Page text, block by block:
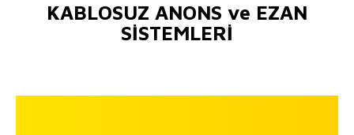
KABLOSUZ ANONS ve EZAN
SİSTEMLERİ